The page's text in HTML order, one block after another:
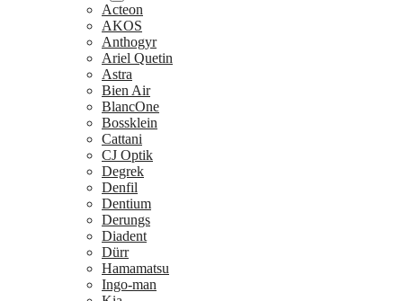
Acteon
AKOS
Anthogyr
Ariel Quetin
Astra
Bien Air
BlancOne
Bossklein
Cattani
CJ Optik
Degrek
Denfil
Dentium
Derungs
Diadent
Dürr
Hamamatsu
Ingo-man